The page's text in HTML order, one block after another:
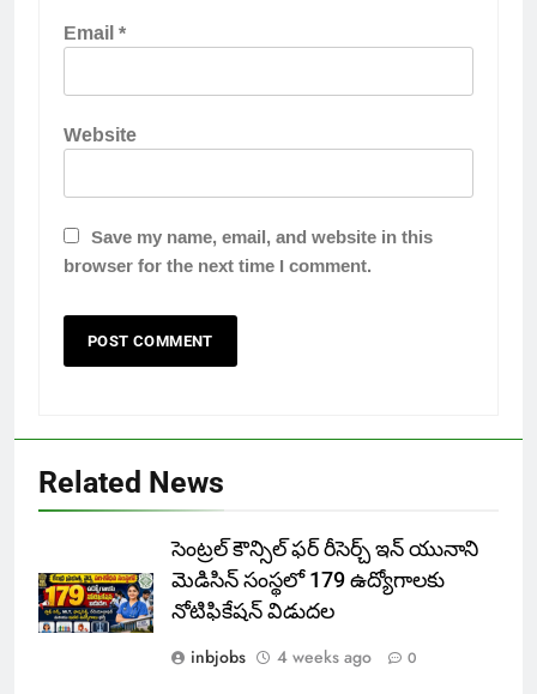
Email*
Website
Save my name, email, and website in this
browser for the next time I comment.
Related News
సెంట్రల్ కౌన్సిల్ ఫర్ రీసెర్చ్ ఇన్ యునాని
మెడిసిన్ సంస్థలో 179 ఉద్యోగాలకు
నోటిఫికేషన్ విడుదల
inbjobs
4 weeks ago 0